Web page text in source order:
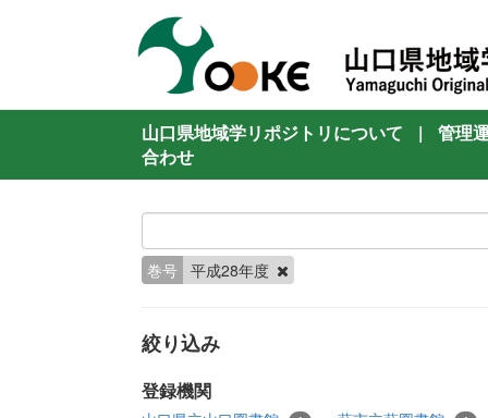
山口県地域学リポジトリについて |
管理
合わせ
巻号 平成28年度
絞り込み
登録機関